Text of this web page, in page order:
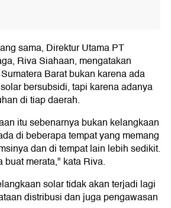
sama, Direktur Utama PT
Riva Siahaan, mengatakan
Barat bukan karena ada
bersubsidi, tapi karena adanya
di tiap daerah.
itu sebenarnya bukan kelangkaan
di beberapa tempat yang memang
dan di tempat lain lebih sedikit.
merata," kata Riva.
solar tidak akan terjadi lagi
distribusi dan juga pengawasan